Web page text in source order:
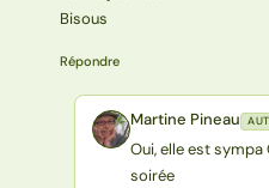
Bisous
Répondre
MP Martine Pineau
Oui, elle est
soirée